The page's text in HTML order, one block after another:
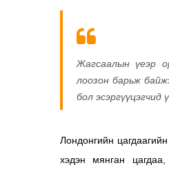
Жагсаалын үеэр
лоозон барьж
бол эсэргүүцэгчид
Лондонгийн
хэдэн мянган